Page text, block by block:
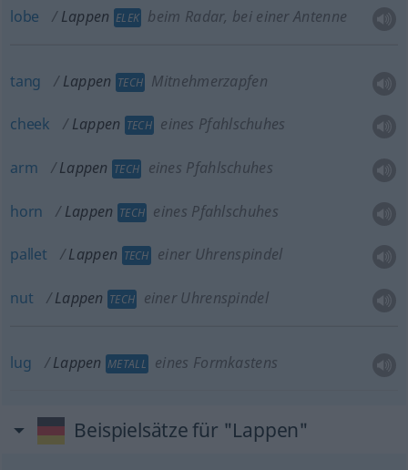
lobe Lappen ELEK beim Radar, bei einer Antenne
tang Lappen TECH Mitnehmerzapfen
cheek Lappen TECH eines Pfahlschuhes
arm Lappen TECH eines Pfahlschuhes
horn Lappen TECH eines Pfahlschuhes
pallet Lappen TECH einer Uhrenspindel
nut Lappen TECH einer Uhrenspindel
lug Lappen METALL eines Formkastens
Beispielsätze für "Lappen"